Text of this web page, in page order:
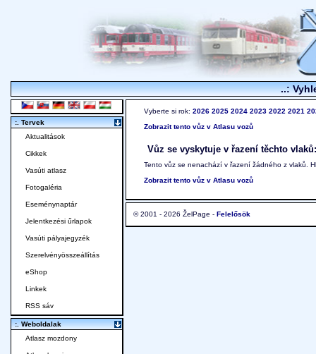
..:
Vyberte si rok: 2026 2025 2024 2023 2022 2021
Zobrazit tento vůz v Atlasu vozů
Vůz se vyskytuje v řazení těchto vlaků:
Tento vůz se nenachází v řazení žádného z vlaků.
Zobrazit tento vůz v Atlasu vozů
© 2001 - 2026 ŽelPage - Felelősök
:. Tervek
Aktualitások
Cikkek
Vasúti atlasz
Fotogaléria
Eseménynaptár
Jelentkezési űrlapok
Vasúti pályajegyzék
Szerelvényösszeállítás
eShop
Linkek
RSS sáv
:. Weboldalak
Atlasz mozdony